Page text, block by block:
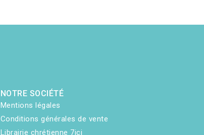
NOTRE SOCIÉTÉ
Mentions légales
Conditions générales de vente
Librairie chrétienne 7ici